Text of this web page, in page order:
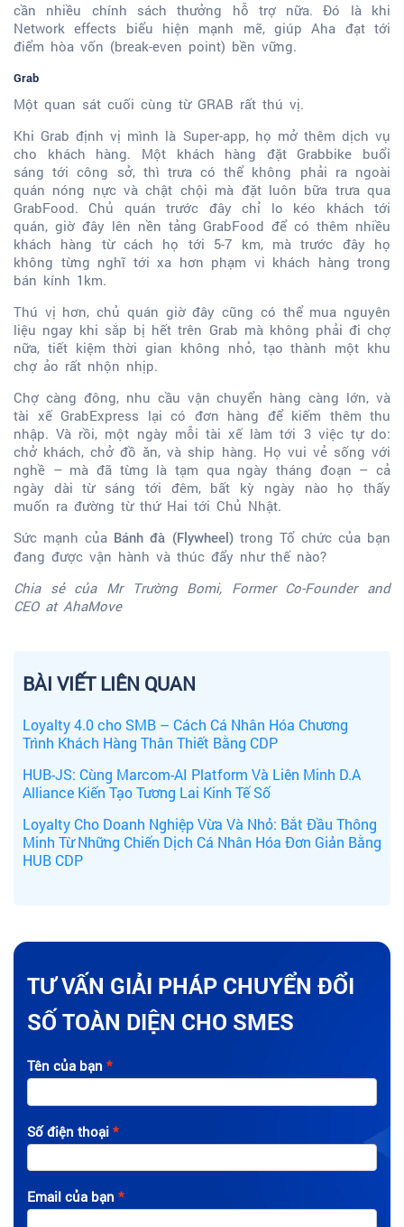
cần nhiều chính sách thưởng hỗ trợ nữa. Đó là khi
Network effects biểu hiện mạnh mẽ, giúp Aha đạt tới
điểm hòa vốn (break-even point) bền vững.
Grab
Một quan sát cuối cùng từ GRAB rất thú vị.
Khi Grab định vị mình là Super-app, họ mở thêm dịch vụ
cho khách hàng. Một khách hàng đặt Grabbike buổi
sáng tới công sở, thì trưa có thể không phải ra ngoài
quán nóng nực và chật chội mà đặt luôn bữa trưa qua
GrabFood. Chủ quán trước đây chỉ lo kéo khách tới
quán, giờ đây lên nền tảng GrabFood để có thêm nhiều
khách hàng từ cách họ tới 5-7 km, mà trước đây họ
không từng nghĩ tới xa hơn phạm vi khách hàng trong
bán kính 1km.
Thú vị hơn, chủ quán giờ đây cũng có thể mua nguyên
liệu ngay khi sắp bị hết trên Grab mà không phải đi chợ
nữa, tiết kiệm thời gian không nhỏ, tạo thành một khu
chợ ảo rất nhộn nhịp.
Chợ càng đông, nhu cầu vận chuyển hàng càng lớn, và
tài xế GrabExpress lại có đơn hàng để kiếm thêm thu
nhập. Và rồi, một ngày mỗi tài xế làm tới 3 việc tự do:
chở khách, chở đồ ăn, và ship hàng. Họ vui vẻ sống với
nghề – mà đã từng là tạm qua ngày tháng đoạn – cả
ngày dài từ sáng tới đêm, bất kỳ ngày nào họ thấy
muốn ra đường từ thứ Hai tới Chủ Nhật.
Sức mạnh của Bánh đà (Flywheel)trong Tổ chức của bạn
đang được vận hành và thúc đẩy như thế nào?
Chia sẻ của Mr Trường Bomi, Former Co-Founder and
CEO at AhaMove
BÀI VIẾT LIÊN QUAN
Loyalty 4.0 cho SMB – Cách Cá Nhân Hóa Chương
Trình Khách Hàng Thân Thiết Bằng CDP
HUB-JS: Cùng Marcom-AI Platform Và Liên Minh D.A
Alliance Kiến Tạo Tương Lai Kinh Tế Số
Loyalty Cho Doanh Nghiệp Vừa Và Nhỏ: Bắt Đầu Thông
Minh Từ Những Chiến Dịch Cá Nhân Hóa Đơn Giản Bằng
HUB CDP
TƯ VẤN GIẢI PHÁP CHUYỂN ĐỔI
SỐ TOÀN DIỆN CHO SMES
Tên của bạn
Số điện thoại
Email của bạn